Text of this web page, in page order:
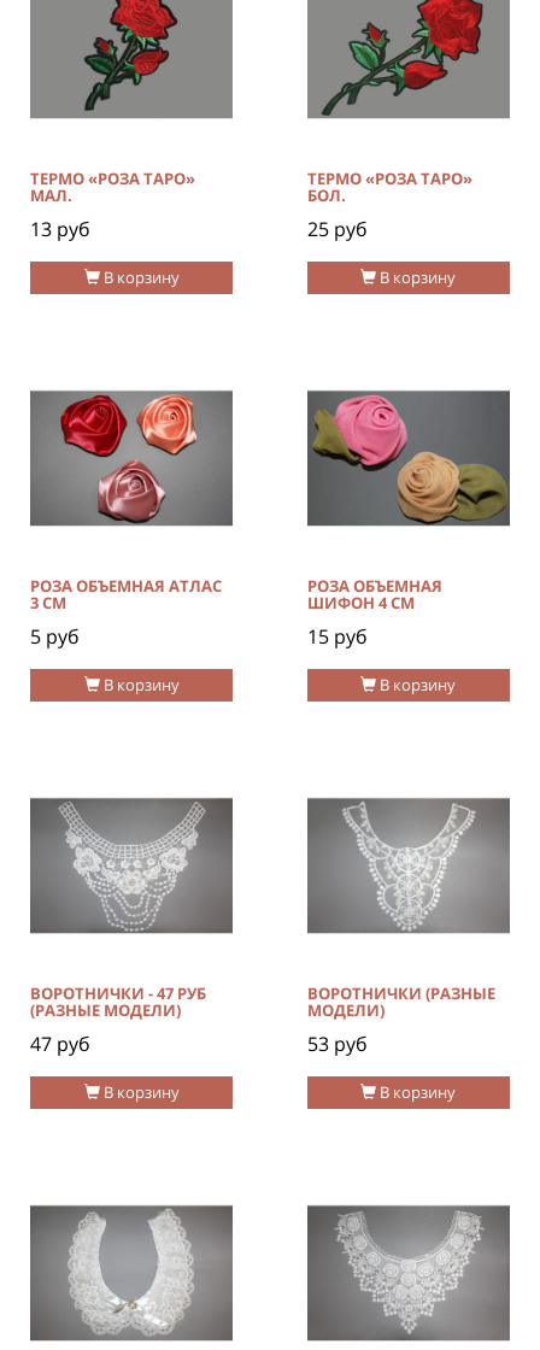
В корзину
ТЕРМО «РОЗА ТАРО»
МАЛ.
13 руб
В корзину
ТЕРМО «РОЗА ТАРО»
БОЛ.
25 руб
В корзину
РОЗА ОБЪЕМНАЯ АТЛАС
3 СМ
5 руб
В корзину
РОЗА ОБЪЕМНАЯ
ШИФОН 4 СМ
15 руб
В корзину
ВОРОТНИЧКИ - 47 РУБ
(РАЗНЫЕ МОДЕЛИ)
47 руб
В корзину
ВОРОТНИЧКИ (РАЗНЫЕ
МОДЕЛИ)
53 руб